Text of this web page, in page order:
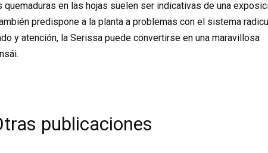
en las hojas suelen ser indicativas de una
predispone a la planta a problemas con el sistema
y atención, la Serissa puede convertirse en una maravillosa
publicaciones